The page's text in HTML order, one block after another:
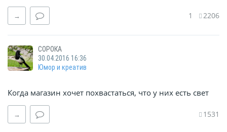
→ 1 2206
СОРОКА
30.04.2016 16:36
Юмор и креатив
Когда магазин хочет похвастаться, что у них есть свет
→ 1531